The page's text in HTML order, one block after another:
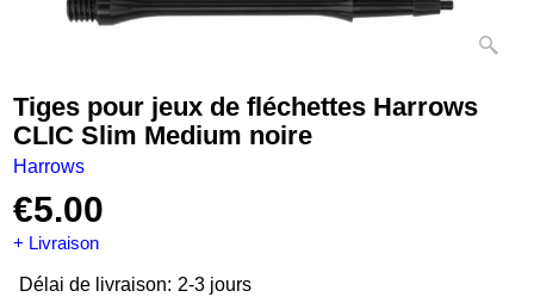
Tiges pour jeux de fléchettes Harrows
CLIC Slim Medium noire
Harrows
€5.00
+ Livraison
Délai de livraison: 2-3 jours